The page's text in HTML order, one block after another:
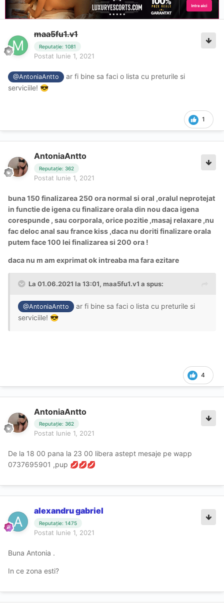
maa5fu1.v1
Reputație: 1081
Postat Iunie 1, 2021
@AntoniaAntto
ar fi bine sa faci o lista cu preturile si
serviciile! 😎
1
AntoniaAntto
Reputație: 362
Postat Iunie 1, 2021
buna 150 finalizarea 250 ora normal si oral ,oralul neprotejat
in functie de igena cu finalizare orala din nou daca igena
corespunde , sau corporala, orice pozitie ,masaj relaxare ,nu
fac deloc anal sau france kiss ,daca nu doriti finalizare orala
putem face 100 lei finalizarea si 200 ora !
daca nu m am exprimat ok intreaba ma fara ezitare
La 01.06.2021 la 13:01, maa5fu1.v1 a spus:
@AntoniaAntto
ar fi bine sa faci o lista cu preturile si
serviciile! 😎
4
AntoniaAntto
Reputație: 362
Postat Iunie 1, 2021
De la 18 00 pana la 23 00 libera astept mesaje pe wapp
0737695901 ,pup 💋💋💋
alexandru gabriel
Reputație: 1475
Postat Iunie 1, 2021
Buna Antonia .
In ce zona esti?